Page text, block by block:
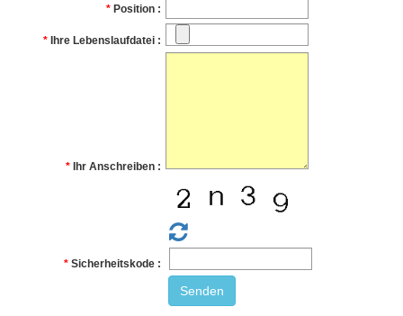
Position
Ihre Lebenslaufdatei
Ihr Anschreiben
Sicherheitskode
Senden